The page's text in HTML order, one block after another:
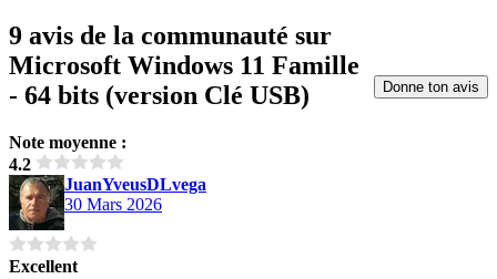
9 avis de la communauté sur
Microsoft Windows 11 Famille
- 64 bits (version Clé USB)
Note moyenne :
4.2
Donne ton avis
JuanYveusDLvega
30 Mars 2026
Excellent